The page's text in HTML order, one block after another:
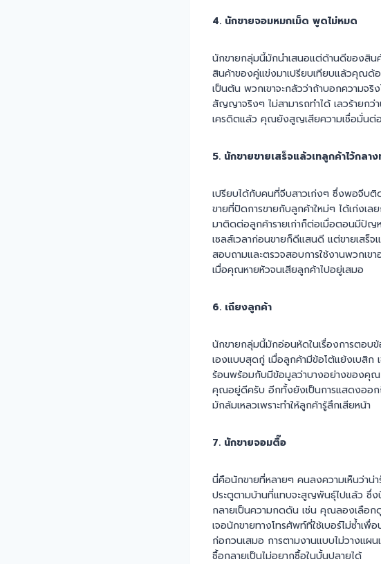
4. นักขายจอมหมกเม็ด พูดไม่หมด
นักขายกลุ่มนี้มักนำเสนอแต่ด้านดีของสินค้
สินค้าของคู่แข่งมาเปรียบเทียบแล้วคุณด้อ
เป็นต้น พวกเขาจะกลัวว่าถ้าบอกความจริ
สัญญาจริงๆ ไม่สามารถทำได้ เลวร้ายก
เครดิตแล้ว คุณยังสูญเสียความเชื่อมั่นต่
5. นักขายขายเสร็จแล้วเทลูกค้าไว้กลาง
เปรียบได้กับคนที่จีบสาวเก่งๆ ซึ่งพอจีบติ
ขายที่ปิดการขายกับลูกค้าใหม่ๆ ได้เก่งเ
มาติดต่อลูกค้ารายเก่าก็ต่อเมื่อตอนมีปัญ
เซลส์เวลาก่อนขายก็ดีแสนดี แต่ขายเสร็
สอบถามและตรวจสอบการใช้งานพวกเขา
เมื่อคุณหายหัวจนเสียลูกค้าไปอยู่เสมอ
6. เถียงลูกค้า
นักขายกลุ่มนี้มักอ่อนหัดในเรื่องการตอบข้
เองแบบสุดกู่ เมื่อลูกค้ามีข้อโต้แย้งเบสิก
ร้อนพร้อมกับมีข้อมูลว่าบางอย่างของคุณ
คุณอยู่ดีครับ อีกทั้งยังเป็นการแสดงออกถึ
มักล้มเหลวเพราะทำให้ลูกค้ารู้สึกเสียหน้า
7. นักขายจอมตื๊อ
นี่คือนักขายที่หลายๆ คนลงความเห็นว่าน่
ประตูตามบ้านที่แทบจะสูญพันธุ์ไปแล้ว ซึ่
กลายเป็นความกดดัน เช่น คุณลองเลือก
เจอนักขายทางโทรศัพท์ที่ใช้เบอร์ไม่ซ้ำ
ก่อกวนเสมอ การตามงานแบบไม่วางแผ
ซื้อกลายเป็นไม่อยากซื้อในบั้นปลายได้